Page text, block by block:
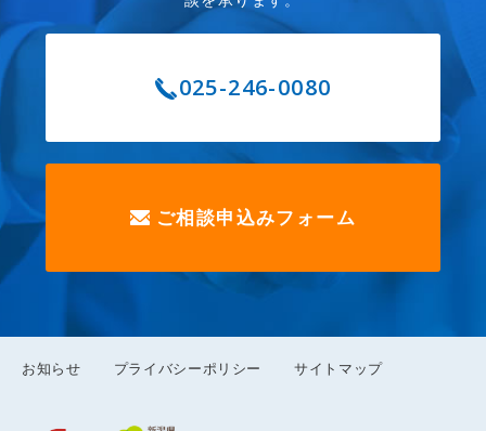
025-246-0080
ご相談申込みフォーム
お知らせ プライバシーポリシー サイトマップ